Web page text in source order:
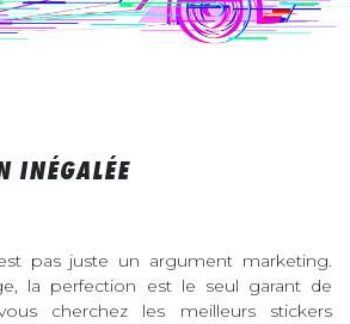
INÉGALÉE
pas juste un argument marketing.
la perfection est le seul garant de
cherchez les meilleurs stickers